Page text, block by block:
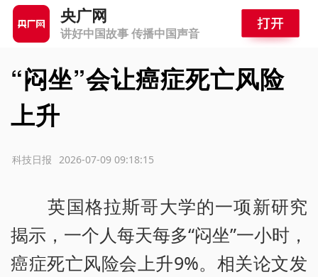
央广网
讲好中国故事 传播中国声音
“闷坐”会让癌症死亡风险
上升
2026-07-09 09:18:15
科技日报
英国格拉斯哥大学的一项新研究
揭示，一个人每天每多“闷坐”一小时，
癌症死亡风险会上升9%。相关论文发